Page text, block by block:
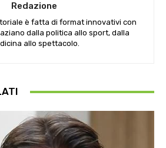
Redazione
è fatta di format innovativi con
dalla politica allo sport, dalla
allo spettacolo.